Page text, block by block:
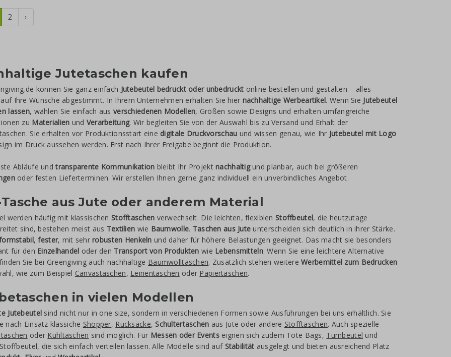
2 ›
Jutetaschen kaufen
können Sie ganz einfach Jutebeutel bedruckt oder unbedruckt online bestellen und gestalten – alles
Ihre Wünsche abgestimmt. In Ihrem Unternehmen erhalten Sie hier nachhaltige Werbeartikel. Wenn Sie Jutebeutel
lassen, wählen Sie einfach aus verschiedenen Modellen, Größen sowie Designs und erhalten umfangreiche
zu Materialien und Verarbeitung. Wir begleiten Sie von der Auswahl bis zu Versand und Erhalt der
Sie erhalten vor Produktionsstart eine digitale Druckvorschau und wissen genau, wie Ihr Jutebeutel mit Logo
im Druck aussehen werden. Erst nach Ihrer Freigabe beginnt die Produktion.
Abläufe undtransparente Kommunikation bleibt Ihr Projektnachhaltigund planbar, auch bei größeren
oder festen Lieferterminen. Wir erstellen Ihnen gerne ganz individuell ein unverbindliches Angebot.
Tasche aus Jute oder anderem Material
werden häufig mit klassischen Stofftaschen verwechselt. Die leichten, flexiblen Stoffbeutel, die heutzutage
sind, bestehen meist aus Textilien wie Baumwolle. Taschen aus Jute unterscheiden sich deutlich in ihrer Stärke.
,fester, mit sehrrobusten Henkeln und daher für höhere Belastungen geeignet. Das macht sie besonders
für den Einzelhandel oder den Transport von Produkten wie Lebensmitteln. Wenn Sie eine leichtere Alternative
Sie bei Greengiving auch nachhaltige Baumwolltaschen. Zusätzlich stehen weitereWerbemittel zum Bedrucken
wie zum Beispiel Canvastaschen, Leinentaschen oder Papiertaschen.
in vielen Modellen
Jutebeutel sind nicht nur in one size, sondern in verschiedenen Formen sowie Ausführungen bei uns erhältlich. Sie
nach Einsatz klassiche Shopper, Rucksäcke,Schultertaschen aus Jute oder andere Stofftaschen. Auch spezielle
oder Kühltaschen sind möglich. Für Messen oder Eventseignen sich zudem Tote Bags, Turnbeutel und
die sich einfach verteilen lassen. Alle Modelle sind auf Stabilität ausgelegt und bieten ausreichend Platz